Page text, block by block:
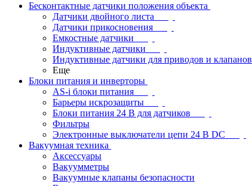
Бесконтактные датчики положения объекта
Датчики двойного листа
Датчики прикосновения
Емкостные датчики
Индуктивные датчики
Индуктивные датчики для приводов и клапанов
Еще
Блоки питания и инверторы
AS-i блоки питания
Барьеры искрозащиты
Блоки питания 24 В для датчиков
Фильтры
Электронные выключатели цепи 24 В DC
Вакуумная техника
Аксессуары
Вакуумметры
Вакуумные клапаны безопасности